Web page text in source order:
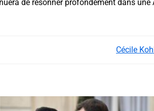
de résonner profondément dans
Cécile